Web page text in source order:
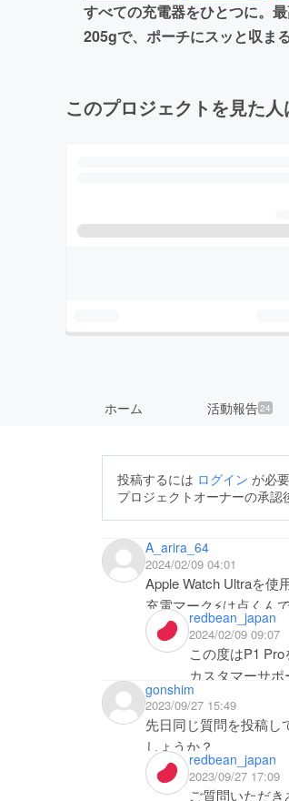
すべての充電器をひとつに。
205gで、ポーチにスッと収ま
このプロジェクトを見た
ホーム 活動報告24
投稿するには ログイン が必要
プロジェクトオーナーの承認
A_arira_64
2024/02/09 04:01
Apple Watch Ultraを使
充電マーク⚡️は点くん
redbean_japan
2024/02/09 09:07
この度はP1
カスタマーサ
入りますが、
をいただけます
くお願いいたし
gonshim
2023/09/27 15:49
先日同じ質問を投稿し
しょうか？
redbean_japan
2023/09/27 17:09
ご質問いただ